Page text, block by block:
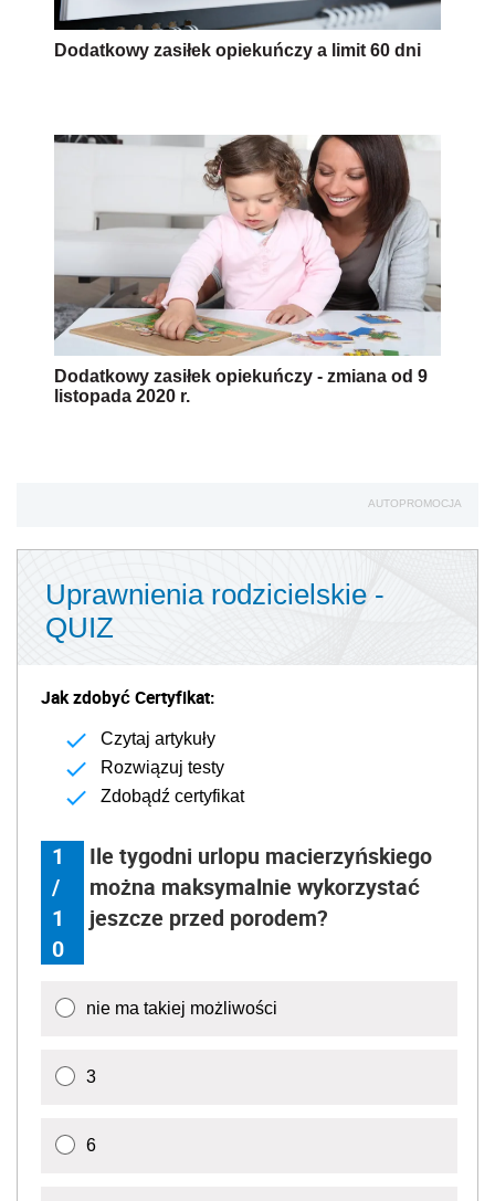
Dodatkowy zasiłek opiekuńczy a limit 60 dni
Dodatkowy zasiłek opiekuńczy - zmiana od 9
listopada 2020 r.
AUTOPROMOCJA
Uprawnienia rodzicielskie -
QUIZ
Jak zdobyć Certyfikat:
Czytaj artykuły
Rozwiązuj testy
Zdobądź certyfikat
1
/
1
0
Ile tygodni urlopu macierzyńskiego
można maksymalnie wykorzystać
jeszcze przed porodem?
nie ma takiej możliwości
3
6